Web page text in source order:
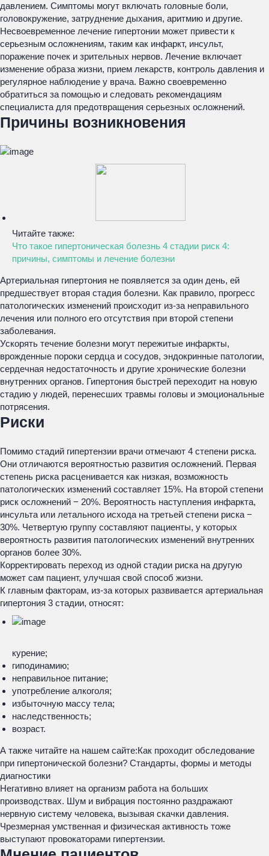
давлением. Симптомы могут включать головные боли,
головокружение, затруднение дыхания, аритмию и другие.
Несвоевременное лечение гипертонии может привести к
серьезным осложнениям, таким как инфаркт, инсульт,
поражение почек и зрительных нервов. Лечение включает
изменение образа жизни, прием лекарств, контроль давления и
регулярное наблюдение у врача. Важно своевременно
обратиться за помощью и следовать рекомендациям
специалиста для предотвращения серьезных осложнений.
Причины возникновения
Читайте также:
Что такое гипертоническая болезнь 4 стадии риск 4:
причины, симптомы и лечение болезни
Артериальная гипертония не появляется за один день, ей
предшествует вторая стадия болезни. Как правило, прогресс
патологических изменений происходит из-за неправильного
лечения или полного его отсутствия при второй степени
заболевания.
Ускорять течение болезни могут пережитые инфаркты,
врожденные пороки сердца и сосудов, эндокринные патологии,
сердечная недостаточность и другие хронические болезни
внутренних органов. Гипертония быстрей переходит на новую
стадию у людей, перенесших травмы головы и эмоциональные
потрясения.
Риски
Помимо стадий гипертензии врачи отмечают 4 степени риска.
Они отличаются вероятностью развития осложнений. Первая
степень риска расценивается как низкая, возможность
патологических изменений составляет 15%. На второй степени
риск осложнений − 20%. Вероятность наступления инфаркта,
инсульта или летального исхода на третьей степени риска −
30%. Четвертую группу составляют пациенты, у которых
вероятность развития патологических изменений внутренних
органов более 30%.
Корректировать переход из одной стадии риска на другую
может сам пациент, улучшая свой способ жизни.
К главным факторам, из-за которых развивается артериальная
гипертония 3 стадии, относят:
курение;
гиподинамию;
неправильное питание;
употребление алкоголя;
избыточную массу тела;
наследственность;
возраст.
А также читайте на нашем сайте:Как проходит обследование
при гипертонической болезни? Стандарты, формы и методы
диагностики
Негативно влияет на организм работа на больших
производствах. Шум и вибрация постоянно раздражают
нервную систему человека, вызывая скачки давления.
Чрезмерная умственная и физическая активность тоже
выступают провокаторами гипертензии.